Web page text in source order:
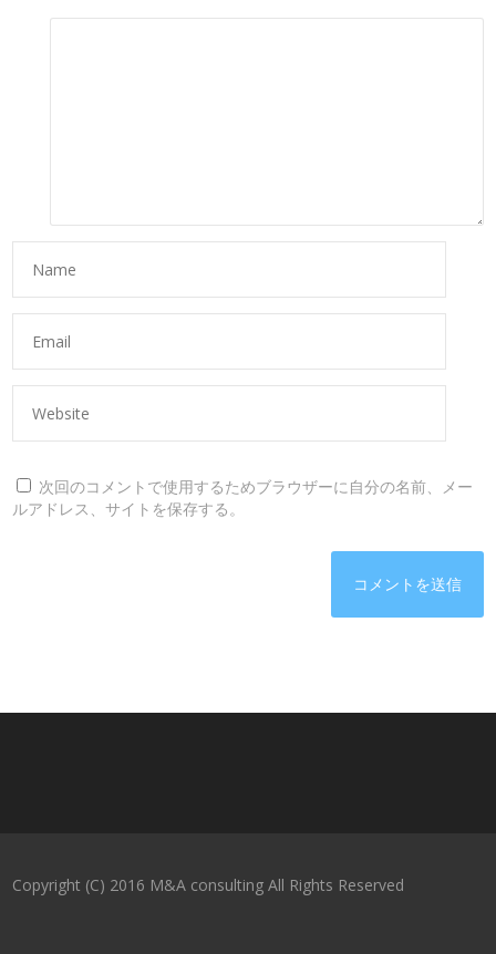
次回のコメントで使用するためブラウザーに自分の名前、メー
ルアドレス、サイトを保存する。
Copyright (C) 2016 M&A consulting All Rights Reserved